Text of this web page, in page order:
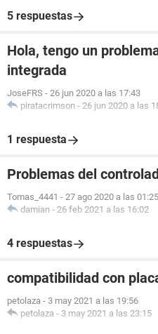
5 respuestas
Hola, tengo un
integrada
JoseFRS - 26 jun 2020 a las 17:43
piratacrimson - 26 jun 2020 a las
1 respuesta
Problemas del
Tomas_4441 - 27 ago 2020 a las 01:25
damian - 26 feb 2021 a las 16:02
4 respuestas
compatibilidad con
petolaza - 3 may 2021 a las 19:56
petolaza - 3 may 2021 a las 23:15